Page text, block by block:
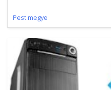
Pest megye